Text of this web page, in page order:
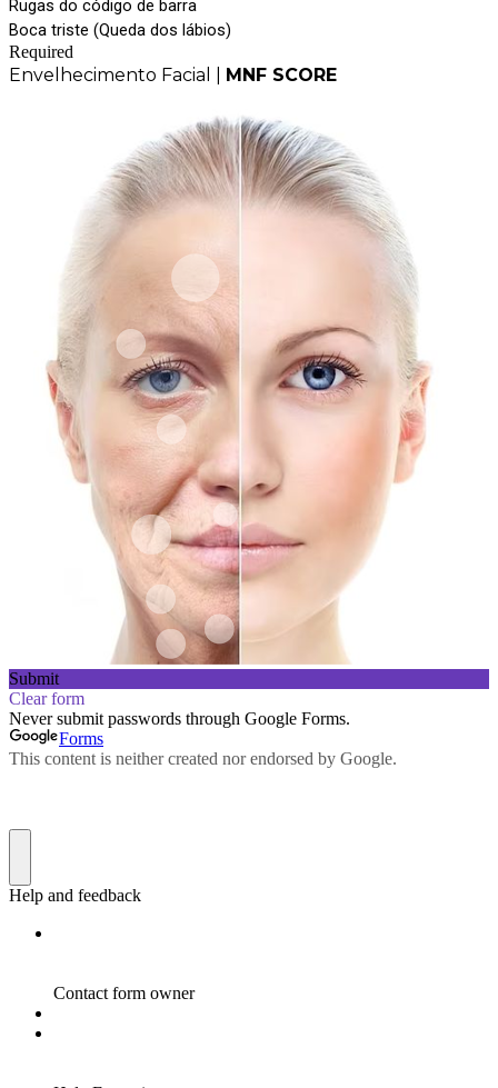
Rugas do código de barra
Boca triste (Queda dos lábios)
Required
Envelhecimento Facial | MNF SCORE
Submit
Clear form
Never submit passwords through Google Forms.
Forms
This content is neither created nor endorsed by Google.
Help and feedback
Contact form owner